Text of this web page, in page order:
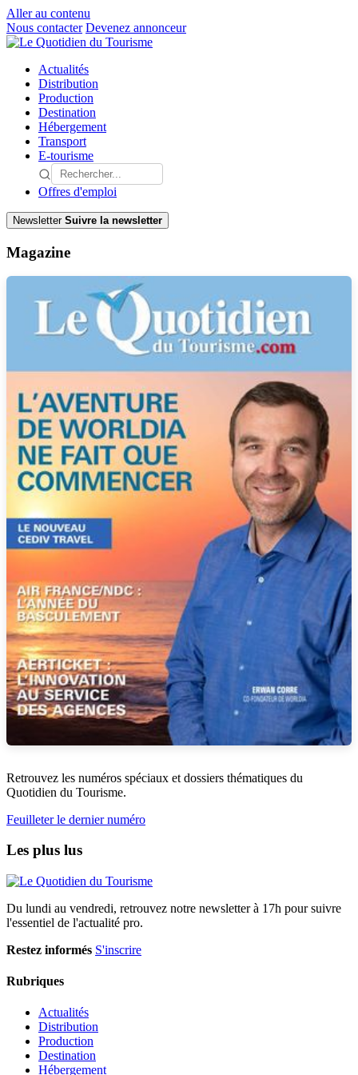
Aller au contenu
Nous contacter Devenez annonceur
Actualités
Distribution
Production
Destination
Hébergement
Transport
E-tourisme
Offres d'emploi
Newsletter Suivre la newsletter
Magazine
Retrouvez les numéros spéciaux et dossiers thématiques du
Quotidien du Tourisme.
Feuilleter le dernier numéro
Les plus lus
Du lundi au vendredi, retrouvez notre newsletter à 17h pour suivre
l'essentiel de l'actualité pro.
Restez informés S'inscrire
Rubriques
Actualités
Distribution
Production
Destination
Hébergement